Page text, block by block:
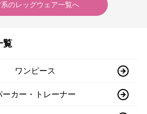
のレッグウェア一覧へ
覧
ワンピース
ーカー・トレーナー